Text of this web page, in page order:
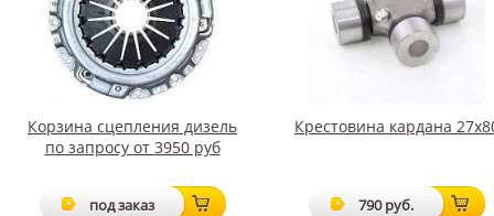
Корзина сцепления дизель
по запросу от 3950 руб
под заказ
Крестовина кардана
790 руб.